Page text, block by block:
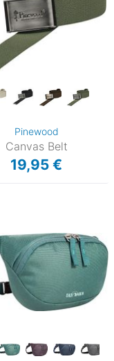
Pinewood
Canvas Belt
19,95 €